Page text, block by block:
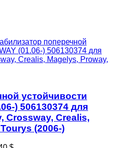
поперечной
(01.06-) 506130374 для
Crealis, Magelys, Proway,
устойчивости
) 506130374 для
Crossway, Crealis,
(2006-)